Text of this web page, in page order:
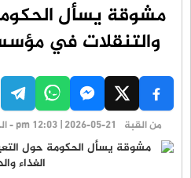
مشوقة يسأل
والتنقلات في
من القبة pm 12:03 | 2026-05-21 - الخميس